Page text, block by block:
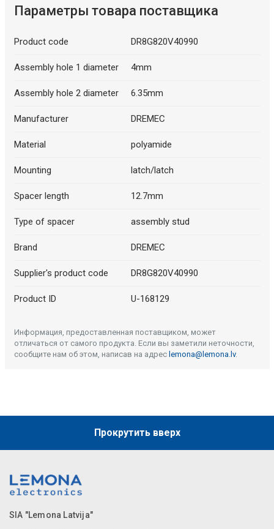
Параметры товара поставщика
Product code DR8G820V40990
Assembly hole 1 diameter 4mm
Assembly hole 2 diameter 6.35mm
Manufacturer DREMEC
Material polyamide
Mounting latch/latch
Spacer length 12.7mm
Type of spacer assembly stud
Brand DREMEC
Supplier's product code DR8G820V40990
Product ID U-168129
Информация, предоставленная поставщиком, может
отличаться от самого продукта. Если вы заметили неточности,
сообщите нам об этом, написав на адрес lemona@lemona.lv.
Прокрутить вверх
SIA "Lemona Latvija"